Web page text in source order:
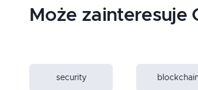
GIS i geoinformatyka
Może zainteresuje
security